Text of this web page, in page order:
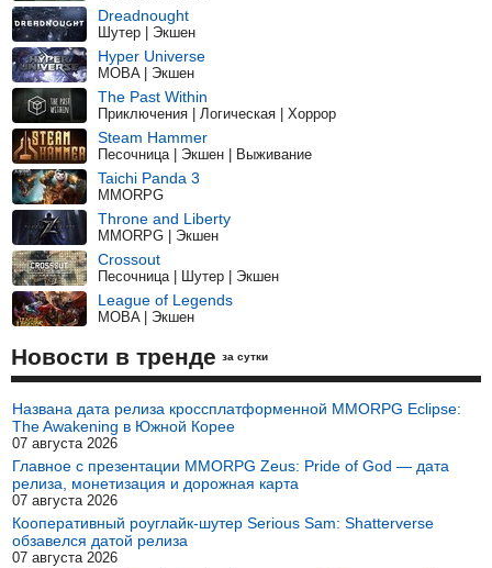
Dreadnought
Шутер | Экшен
Hyper Universe
MOBA | Экшен
The Past Within
Приключения | Логическая | Хоррор
Steam Hammer
Песочница | Экшен | Выживание
Taichi Panda 3
MMORPG
Throne and Liberty
MMORPG | Экшен
Crossout
Песочница | Шутер | Экшен
League of Legends
MOBA | Экшен
Новости в тренде за сутки
Названа дата релиза кроссплатформенной MMORPG Eclipse:
The Awakening в Южной Корее
07 августа 2026
Главное с презентации MMORPG Zeus: Pride of God — дата
релиза, монетизация и дорожная карта
07 августа 2026
Кооперативный роуглайк-шутер Serious Sam: Shatterverse
обзавелся датой релиза
07 августа 2026